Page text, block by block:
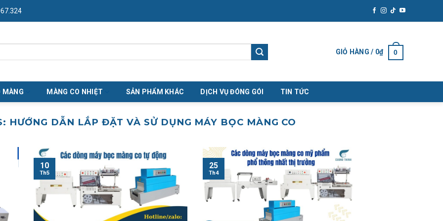
GIỎ HÀNG / 0₫ 0
MÀNG MÀNG CO NHIỆT SẢN PHẨM KHÁC DỊCH VỤ ĐÓNG GÓI TIN TỨC
HƯỚNG DẪN LẮP ĐẶT VÀ SỬ DỤNG MÁY BỌC MÀNG CO
10
Th5
25
Th4